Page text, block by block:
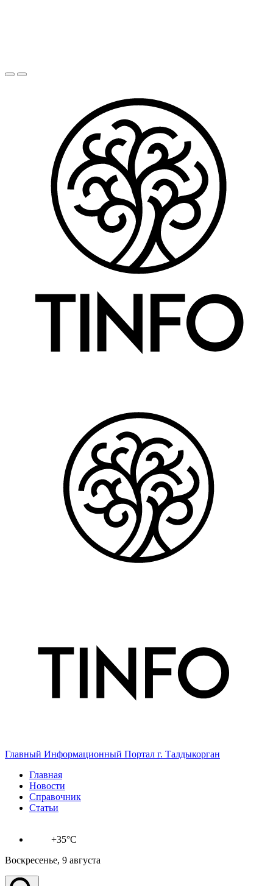
Главный Информационный Портал г. Талдыкорган
Главная
Новости
Справочник
Статьи
+35°C
Воскресенье, 9 августа